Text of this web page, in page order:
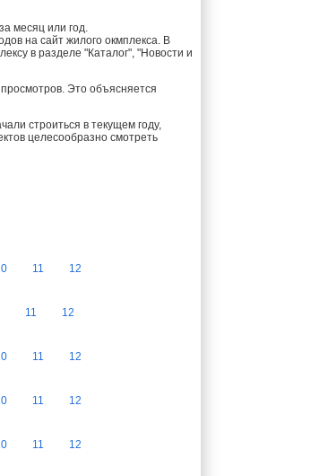
месяц или год.
на сайт жилого окмплекса. В
в разделе "Каталог", "Новости и
Это объясняется
строиться в текущем году,
целесообразно смотреть
11 12
11 12
11 12
11 12
11 12